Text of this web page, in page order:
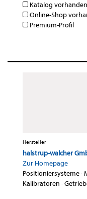
Katalog vorhanden
Online-Shop
Premium-Profil
Hersteller
halstrup-walcher
Zur Homepage
Positioniersysteme·
Kalibratoren ·